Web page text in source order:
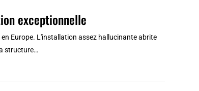
exceptionnelle
Europe. L'installation assez hallucinante abrite
structure…